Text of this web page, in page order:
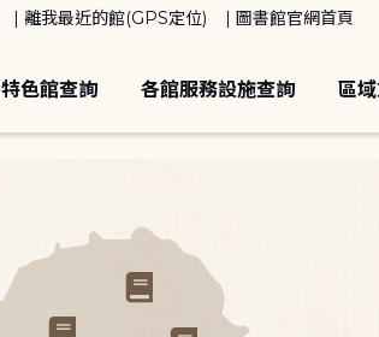
離我最近的館(GPS定位) 圖書館官網首頁
特色館查詢 各館服務設施查詢 區